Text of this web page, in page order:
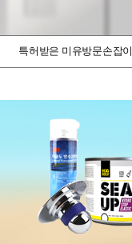
특허받은 미유방문손잡이